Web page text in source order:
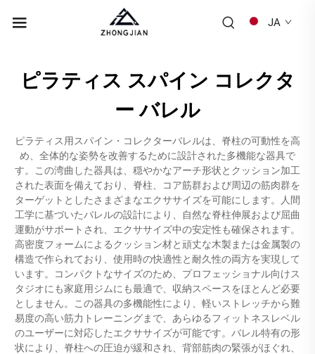
JA
ピラティス スパイン コレクタ
ー バレル
ピラティス用スパイン・コレクターバレルは、脊柱の可動性を高
め、全体的な姿勢を改善するために設計された多機能な器具で
す。この湾曲した器具は、穏やかなアーチ形状とクッション加工
された表面を備えており、脊柱、コア筋群および周辺の筋肉群を
ターゲットとしたさまざまなエクササイズを可能にします。人間
工学に基づいたバレルの設計により、自然な脊柱伸展および屈曲
運動がサポートされ、エクササイズ中の安定性も確保されます。
高密度フォームによるクッション材と頑丈な木製または金属製の
構造で作られており、使用時の快適性と耐久性の両方を実現して
います。コンパクトなサイズのため、プロフェッショナル向けス
タジオにも家庭用ジムにも最適で、収納スペースをほとんど必要
としません。この器具の多機能性により、軽いストレッチから難
易度の高い筋力トレーニングまで、あらゆるフィットネスレベル
のユーザーに対応したエクササイズが可能です。バレル特有の形
状により、脊柱への圧迫が緩和され、背部筋肉の緊張がほぐれ、